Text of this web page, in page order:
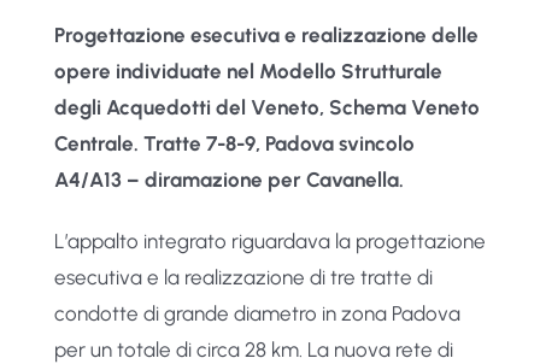
Progettazione esecutiva e realizzazione delle
opere individuate nel Modello Strutturale
degli Acquedotti del Veneto, Schema Veneto
Centrale. Tratte 7-8-9, Padova svincolo
A4/A13 – diramazione per Cavanella.
L’appalto integrato riguardava la progettazione
esecutiva e la realizzazione di tre tratte di
condotte di grande diametro in zona Padova
per un totale di circa 28 km. La nuova rete di